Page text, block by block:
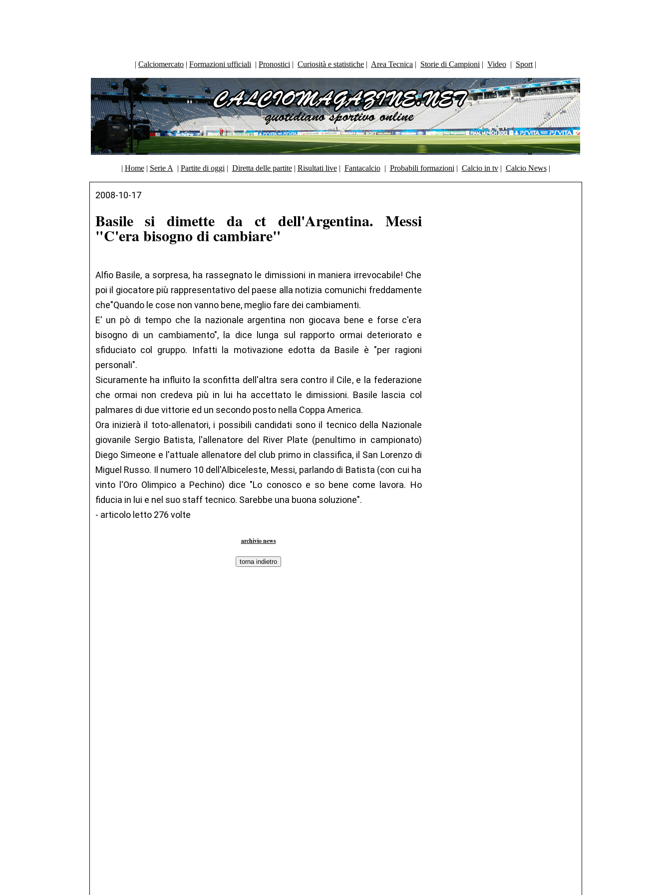
| Calciomercato | Formazioni ufficiali | Pronostici | Curiosità e statistiche | Area Tecnica | Storie di Campioni | Video | Sport |
| Home| Serie A | Partite di oggi | Diretta delle partite| Risultati live| Fantacalcio| Probabili formazioni | Calcio in tv| Calcio News|
2008-10-17
Basile si dimette da ct dell'Argentina. Messi
"C'era bisogno di cambiare"
Alfio Basile, a sorpresa, ha rassegnato le dimissioni in maniera irrevocabile! Che
poi il giocatore più rappresentativo del paese alla notizia comunichi freddamente
che"Quando le cose non vanno bene, meglio fare dei cambiamenti.
E' un pò di tempo che la nazionale argentina non giocava bene e forse c'era
bisogno di un cambiamento", la dice lunga sul rapporto ormai deteriorato e
sfiduciato col gruppo. Infatti la motivazione edotta da Basile è "per ragioni
personali".
Sicuramente ha influito la sconfitta dell'altra sera contro il Cile, e la federazione
che ormai non credeva più in lui ha accettato le dimissioni. Basile lascia col
palmares di due vittorie ed un secondo posto nella Coppa America.
Ora inizierà il toto-allenatori, i possibili candidati sono il tecnico della Nazionale
giovanile Sergio Batista, l'allenatore del River Plate (penultimo in campionato)
Diego Simeone e l'attuale allenatore del club primo in classifica, il San Lorenzo di
Miguel Russo. Il numero 10 dell'Albiceleste, Messi, parlando di Batista (con cui ha
vinto l'Oro Olimpico a Pechino) dice "Lo conosco e so bene come lavora. Ho
fiducia in lui e nel suo staff tecnico. Sarebbe una buona soluzione".
- articolo letto 276 volte
archivio news